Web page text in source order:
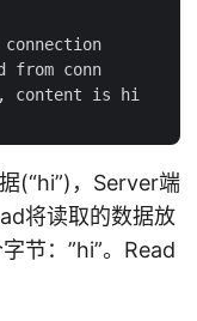
from conn
content is hi
(“hi”)，Server端
将读取的数据放
节：”hi”。Read